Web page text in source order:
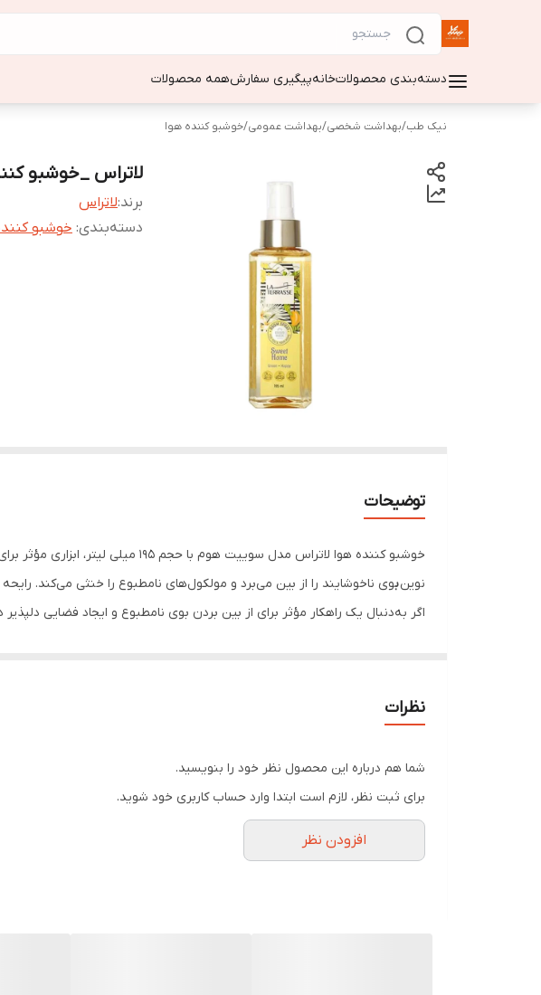
دسته‌بندی محصولاتخانهپیگیری سفارشهمه محصولات
نیک طب/بهداشت شخصی/بهداشت عمومی/خوشبو کننده هوا
لاتراس _خوشبو
برند:لاتراس
دسته‌بندی: خوشبو
توضیحات
خوشبو کننده هوا لاتراس مدل سوییت
نوینبوی ناخوشایند را از بین می‌برد و مولکول‌های نامطبوع را خنثی می‌کند.
اگر به‌دنبال یک راهکار مؤثر برای از بین بردن بوی نامطبوع و ایجاد فضایی
مناسبی از ناحیه مورد نظر نگه دارید و اسپری کنید. توجه داشته باشید که
حفظ کیفیت و کارایی محصول، آن را در دمای 10-40 درجه سانتی‌گراد و دور از نور مستقیم خورشید نگهداری کنید.
نظرات
شما هم درباره این محصول نظر خود را بنویسید.
برای ثبت نظر، لازم است ابتدا وارد حساب کاربری خود شوید.
افزودن نظر